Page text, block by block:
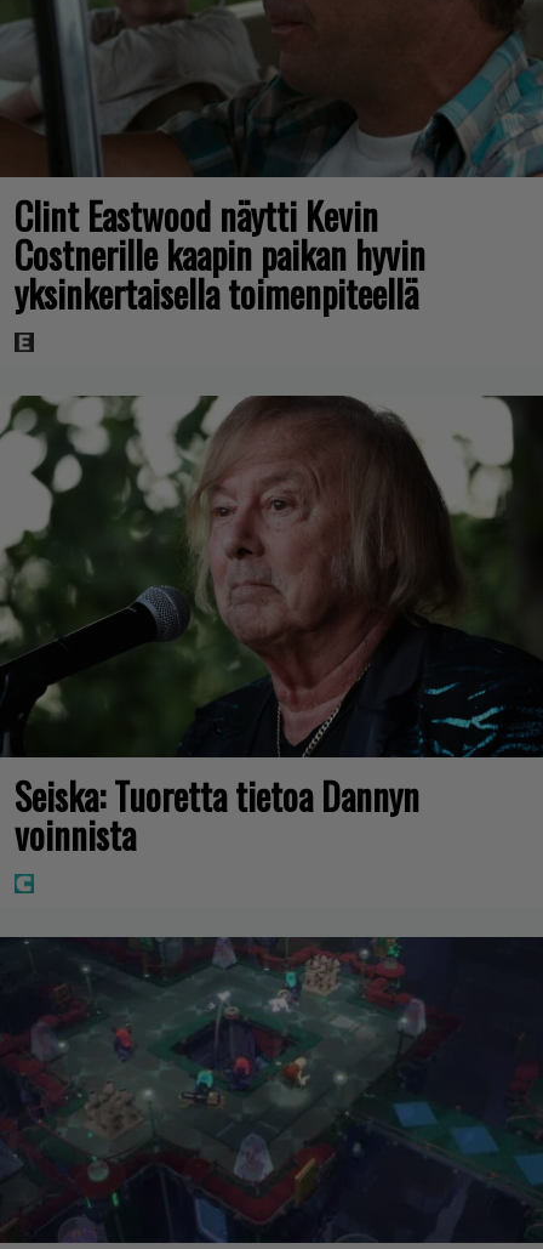
Clint Eastwood näytti Kevin
Costnerille kaapin paikan hyvin
yksinkertaisella toimenpiteellä
Seiska: Tuoretta tietoa Dannyn
voinnista